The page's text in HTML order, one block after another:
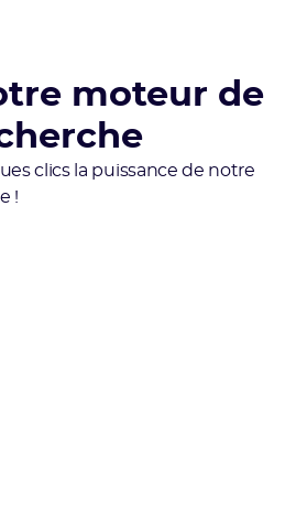
moteur de
clics la puissance de notre
!